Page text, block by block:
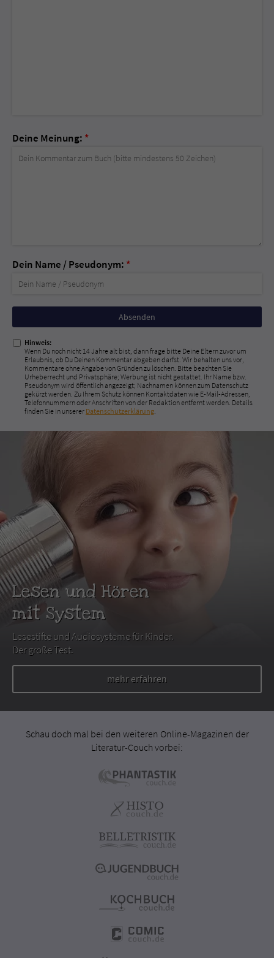
Deine Meinung: *
Dein Name / Pseudonym: *
Nicht
ausfüllen!
Hinweis:
Wenn Du noch nicht 14 Jahre alt bist, dann frage bitte Deine Eltern zuvor um
Erlaubnis, ob Du Deinen Kommentar abgeben darfst. Wir behalten uns vor,
Kommentare ohne Angabe von Gründen zu löschen. Bitte beachten Sie
Urheberrecht und Privatsphäre; Werbung ist nicht gestattet. Ihr Name bzw.
Pseudonym wird öffentlich angezeigt; Nachnamen können zum Datenschutz
gekürzt werden. Zu Ihrem Schutz können Kontaktdaten wie E-Mail-Adressen,
Telefonnummern oder Anschriften von der Redaktion entfernt werden. Details
finden Sie in unserer Datenschutzerklärung.
Lesen und Hören
mit System
Lesestifte und Audiosysteme für Kinder.
Der große Test.
mehr erfahren
Schau doch mal bei den weiteren Online-Magazinen der
Literatur-Couch vorbei: